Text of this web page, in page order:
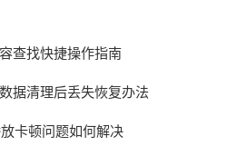
查找快捷操作指南
据清理后丢失恢复办法
卡顿问题如何解决